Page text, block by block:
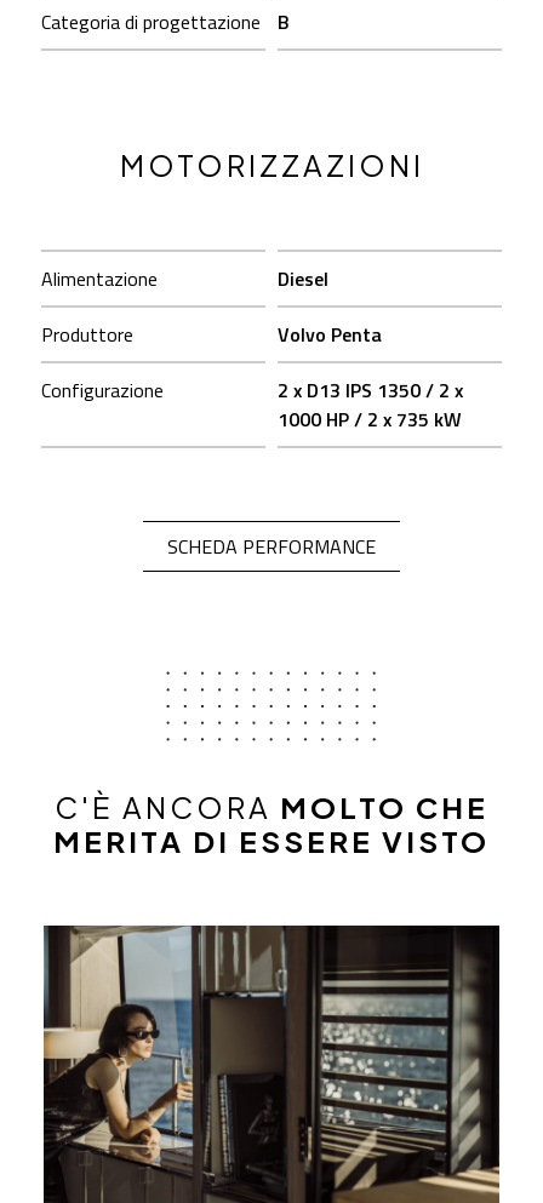
Categoria di progettazione
B
MOTORIZZAZIONI
Alimentazione
Diesel
Produttore
Volvo Penta
Configurazione
2 x D13 IPS 1350 / 2 x
1000 HP / 2 x 735 kW
SCHEDA PERFORMANCEOPEN IN A NEW
C'È ANCORA MOLTO CHE
MERITA DI ESSERE VISTO